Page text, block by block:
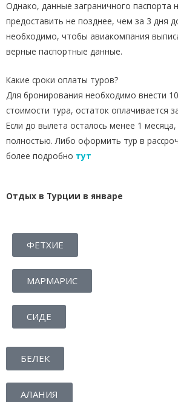
Однако, данные заграничного паспорта
предоставить не позднее, чем за 3 дня
необходимо, чтобы авиакомпания
верные паспортные данные.
Какие сроки оплаты туров?
Для бронирования необходимо внести
стоимости тура, остаток оплачивается
Если до вылета осталось менее 1
полностью. Либо оформить тур в
более подробно тут
Отдых в Турции в январе
ФЕТХИЕ
МАРМАРИС
СИДЕ
БЕЛЕК
АЛАНИЯ